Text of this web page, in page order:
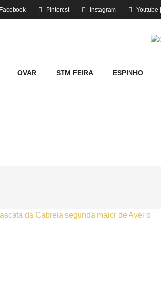
Facebook Pinterest Instagram Youtube
OVAR STM FEIRA ESPINHO